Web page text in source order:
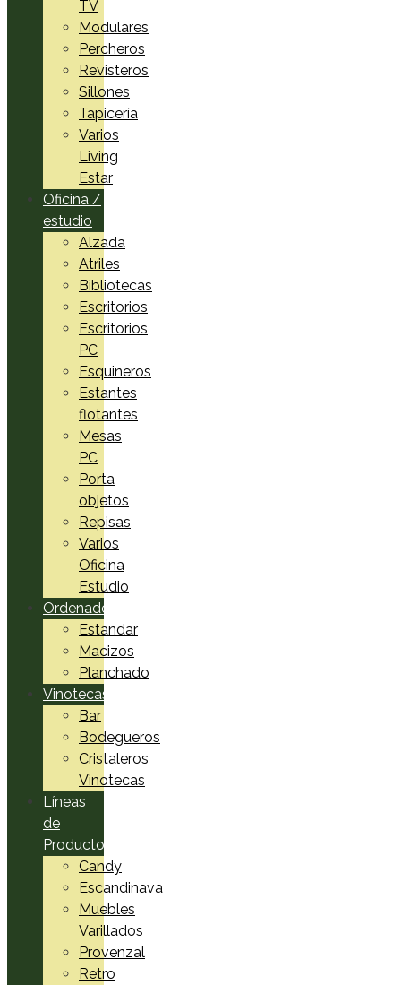
TV
Modulares
Percheros
Revisteros
Sillones
Tapicería
Varios
Living
Estar
Oficina /
estudio
Alzada
Atriles
Bibliotecas
Escritorios
Escritorios
PC
Esquineros
Estantes
flotantes
Mesas
PC
Porta
objetos
Repisas
Varios
Oficina
Estudio
Ordenadores
Estandar
Macizos
Planchado
Vinotecas
Bar
Bodegueros
Cristaleros
Vinotecas
Líneas
de
Productos
Candy
Escandinava
Muebles
Varillados
Provenzal
Retro